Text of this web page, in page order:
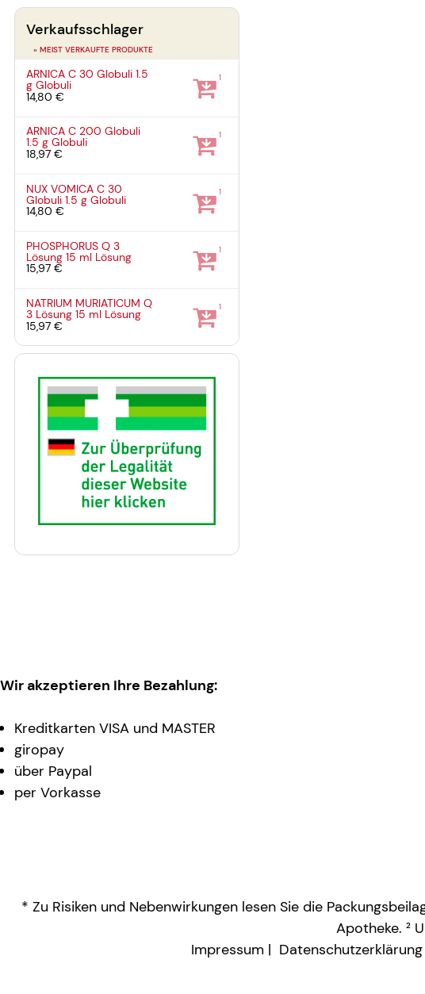
Verkaufsschlager
» MEIST VERKAUFTE PRODUKTE
ARNICA C 30 Globuli1.5
gGlobuli
14,80 €
1
ARNICA C 200 Globuli
1.5 gGlobuli
18,97 €
1
NUX VOMICA C 30
Globuli1.5 gGlobuli
14,80 €
1
PHOSPHORUS Q 3
Lösung15 ml Lösung
15,97 €
1
NATRIUM MURIATICUM Q
3 Lösung15 ml Lösung
15,97 €
1
Wir akzeptieren Ihre Bezahlung:
Kreditkarten VISA und MASTER
giropay
über Paypal
per Vorkasse
* Zu Risiken und Nebenwirkungen lesen Sie die
Apotheke. ²
Impressum
Datenschutzerklärung